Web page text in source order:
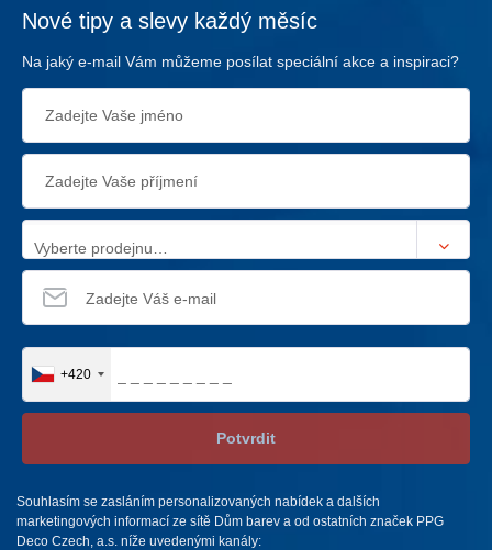
Nové tipy a slevy každý měsíc
Na jaký e-mail Vám můžeme posílat speciální akce a inspiraci?
Vyberte prodejnu…
+420
Potvrdit
Souhlasím se zasláním personalizovaných nabídek a dalších
marketingových informací ze sítě Dům barev a od ostatních značek PPG
Deco Czech, a.s. níže uvedenými kanály: